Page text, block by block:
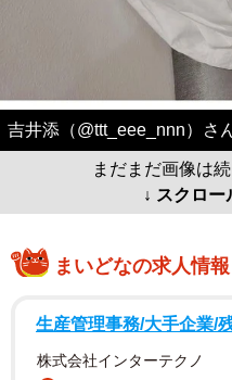
吉井添（@ttt_eee_nnn）さ
まだまだ画像は
↓ スクロー
まいどなの求人情報
生産管理事務/大手企業/
株式会社インターテクノ